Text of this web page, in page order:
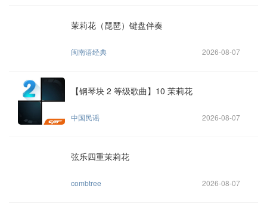
茉莉花（琵琶）键盘伴奏
闽南语经典 2026-08-07
【钢琴块 2 等级歌曲】10 茉莉花
中国民谣 2026-08-07
弦乐四重茉莉花
combtree 2026-08-07